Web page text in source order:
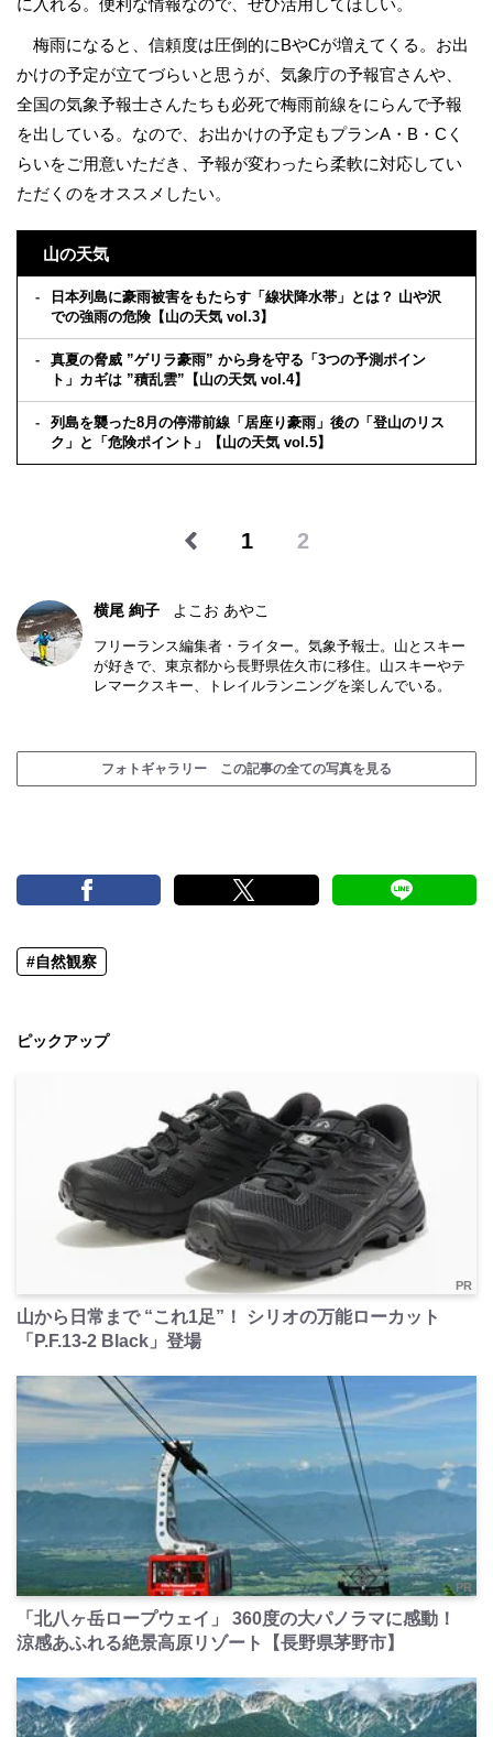
に入れる。便利な情報なので、ぜひ活用してほしい。
梅雨になると、信頼度は圧倒的にBやCが増えてくる。お出
かけの予定が立てづらいと思うが、気象庁の予報官さんや、
全国の気象予報士さんたちも必死で梅雨前線をにらんで予報
を出している。なので、お出かけの予定もプランA・B・Cく
らいをご用意いただき、予報が変わったら柔軟に対応してい
ただくのをオススメしたい。
山の天気
日本列島に豪雨被害をもたらす「線状降水帯」とは？ 山や沢
での強雨の危険【山の天気 vol.3】
真夏の脅威 ”ゲリラ豪雨” から身を守る「3つの予測ポイン
ト」カギは ”積乱雲”【山の天気 vol.4】
列島を襲った8月の停滞前線「居座り豪雨」後の「登山のリス
ク」と「危険ポイント」【山の天気 vol.5】
1 2
横尾 絢子 よこお あやこ
フリーランス編集者・ライター。気象予報士。山とスキー
が好きで、東京都から長野県佐久市に移住。山スキーやテ
レマークスキー、トレイルランニングを楽しんでいる。
フォトギャラリー この記事の全ての写真を見る
#自然観察
ピックアップ
PR
山から日常まで “これ1足”！ シリオの万能ローカット
「P.F.13-2 Black」登場
PR
「北八ヶ岳ロープウェイ」 360度の大パノラマに感動！
涼感あふれる絶景高原リゾート【長野県茅野市】